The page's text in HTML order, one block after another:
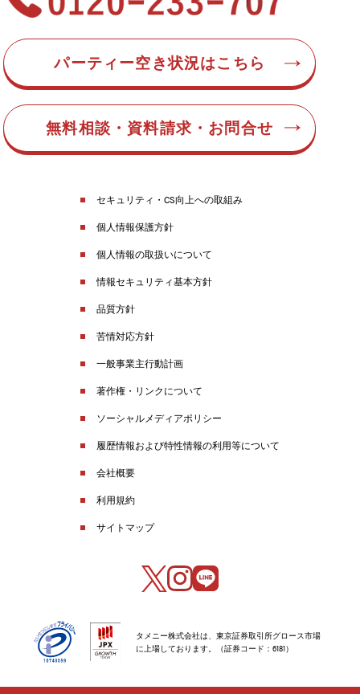
パーティー空き状況はこちら
無料相談・資料請求・お問合せ
セキュリティ・CS向上への取組み
個人情報保護方針
個人情報の取扱いについて
情報セキュリティ基本方針
品質方針
苦情対応方針
一般事業主行動計画
著作権・リンクについて
ソーシャルメディアポリシー
履歴情報および特性情報の利用等について
会社概要
利用規約
サイトマップ
タメニー株式会社は、東京証券取引所グロース市場
に上場しております。（証券コード：6181）